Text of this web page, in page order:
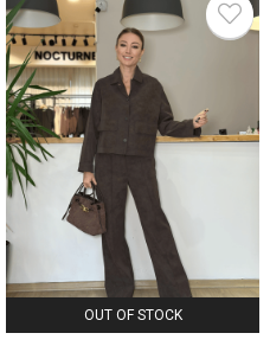
OUT OF STOCK